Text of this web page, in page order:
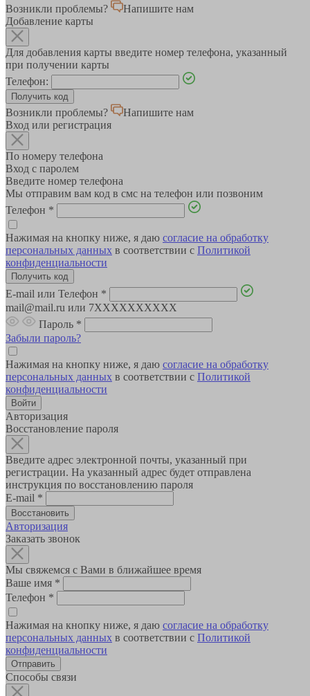
Возникли проблемы?
Напишите нам
Добавление карты
Для добавления карты введите номер телефона, указанный
при получении карты
Телефон:
Возникли проблемы?
Напишите нам
Вход или регистрация
По номеру телефона
Вход с паролем
Введите номер телефона
Мы отправим вам код в смс на телефон или позвоним
Телефон *
Нажимая на кнопку ниже, я даю согласие на обработку
персональных данных в соответствии с Политикой
конфиденциальности
E-mail или Телефон *
mail@mail.ru или 7XXXXXXXXXX
Пароль *
Забыли пароль?
Нажимая на кнопку ниже, я даю согласие на обработку
персональных данных в соответствии с Политикой
конфиденциальности
Авторизация
Восстановление пароля
Введите адрес электронной почты, указанный при
регистрации. На указанный адрес будет отправлена
инструкция по восстановлению пароля
E-mail *
Авторизация
Заказать звонок
Мы свяжемся с Вами в ближайшее время
Ваше имя *
Телефон *
Нажимая на кнопку ниже, я даю согласие на обработку
персональных данных в соответствии с Политикой
конфиденциальности
Способы связи